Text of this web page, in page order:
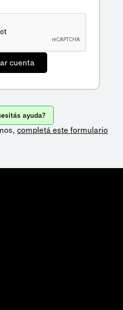
ayuda?
completá este formulario